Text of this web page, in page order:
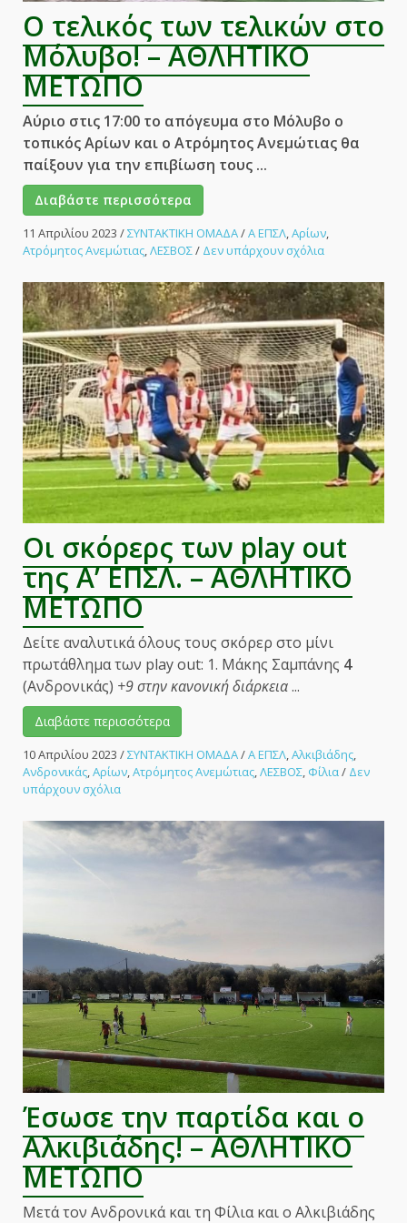
Ο τελικός των τελικών στο
Μόλυβο! – ΑΘΛΗΤΙΚΟ
ΜΕΤΩΠΟ
Αύριο στις 17:00 το απόγευμα στο Μόλυβο ο
τοπικός Αρίων και ο Ατρόμητος Ανεμώτιας θα
παίξουν για την επιβίωση τους ...
Διαβάστε περισσότερα
11 Απριλίου 2023 /ΣΥΝΤΑΚΤΙΚΗ ΟΜΑΔΑ/Α ΕΠΣΛ,Αρίων,
Ατρόμητος Ανεμώτιας,ΛΕΣΒΟΣ/ Δεν υπάρχουν σχόλιαστο
τελικός
των
τελικών
στο
Μόλυβο!
–
ΑΘΛΗΤΙΚΟ
ΜΕΤΩΠΟ
Οι σκόρερς των play out
της Α’ ΕΠΣΛ. – ΑΘΛΗΤΙΚΟ
ΜΕΤΩΠΟ
Δείτε αναλυτικά όλους τους σκόρερ στο μίνι
πρωτάθλημα των play out: 1. Μάκης Σαμπάνης 4
(Ανδρονικάς) +9 στην κανονική διάρκεια...
Διαβάστε περισσότερα
10 Απριλίου 2023 /ΣΥΝΤΑΚΤΙΚΗ ΟΜΑΔΑ/Α ΕΠΣΛ,Αλκιβιάδης,
Ανδρονικάς,Αρίων,Ατρόμητος Ανεμώτιας,ΛΕΣΒΟΣ, Φίλια/ Δεν
υπάρχουν σχόλιαστο
σκόρερς
των
ΕΠΣΛ.
ΑΘΛΗΤΙΚΟ
ΜΕΤΩΠΟ
Έσωσε την παρτίδα και ο
Αλκιβιάδης! – ΑΘΛΗΤΙΚΟ
ΜΕΤΩΠΟ
Μετά τον Ανδρονικά και τη Φίλια και ο Αλκιβιάδης